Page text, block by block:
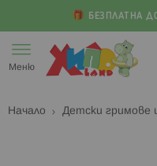
БЕЗПЛАТНА
към
съдържанието
Меню
Начало Детски гримове